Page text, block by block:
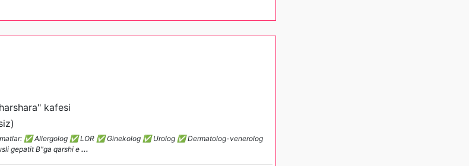
kafesi
✅ Allergolog ✅ LOR ✅ Ginekolog ✅ Urolog ✅ Dermatolog-venerolog
gepatit B"ga qarshi e ...